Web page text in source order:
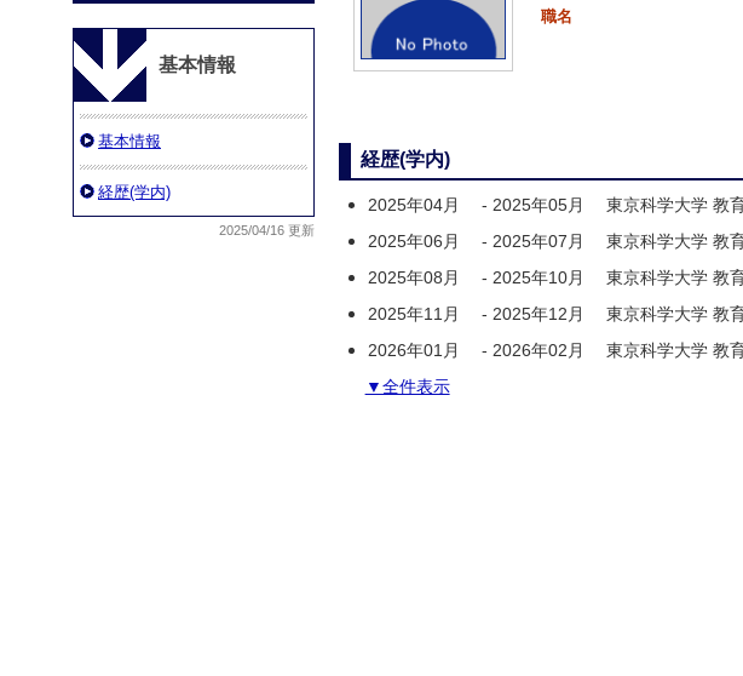
基本情報
基本情報
経歴(学内)
2025/04/16 更新
職名
経歴(学内)
2025年04月 - 2025年05月
東京科学大学 教
2025年06月
- 2025年07月
東京科学大学 教
2025年08月
- 2025年10月
東京科学大学 教
2025年11月
- 2025年12月
東京科学大学 教
2026年01月
- 2026年02月
東京科学大学 教
▼全件表示